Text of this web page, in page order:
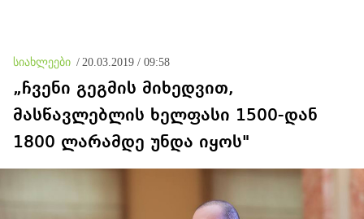
სიახლეები / 20.03.2019 / 09:58
„ჩვენი გეგმის მიხედვით,
მასწავლებლის ხელფასი 1500-დან
1800 ლარამდე უნდა იყოს"